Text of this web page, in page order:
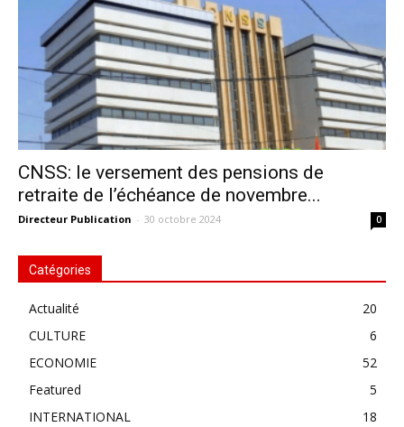
CNSS: le versement des pensions de
retraite de l’échéance de novembre...
Directeur Publication - 30 octobre 2024 0
Catégories
Actualité
20
CULTURE
6
ECONOMIE
52
Featured
5
INTERNATIONAL
18